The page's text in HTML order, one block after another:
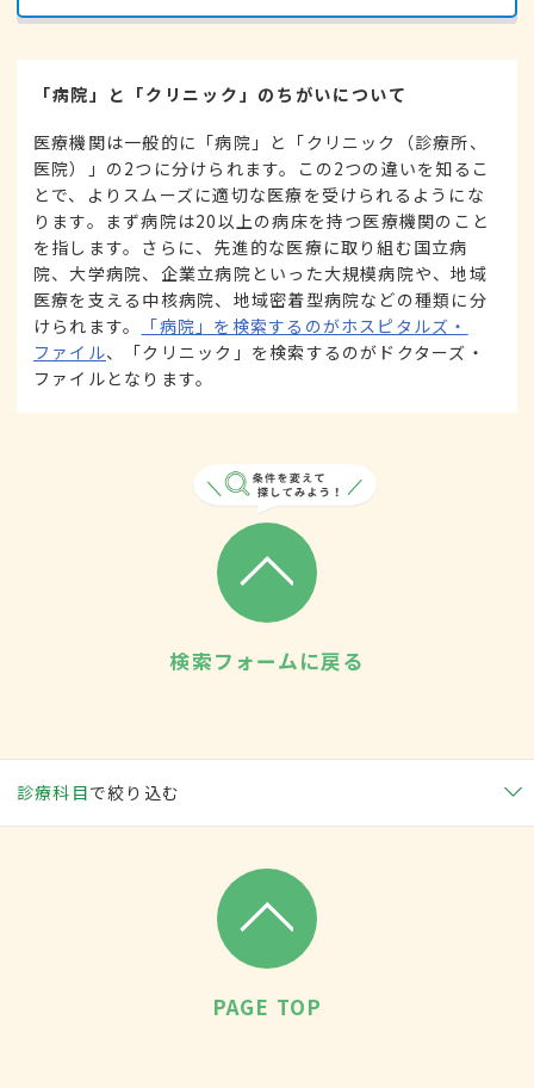
「病院」と「クリニック」のちがいについて
医療機関は一般的に「病院」と「クリニック（診療所、
医院）」の2つに分けられます。この2つの違いを知るこ
とで、よりスムーズに適切な医療を受けられるようにな
ります。まず病院は20以上の病床を持つ医療機関のこと
を指します。さらに、先進的な医療に取り組む国立病
院、大学病院、企業立病院といった大規模病院や、地域
医療を支える中核病院、地域密着型病院などの種類に分
けられます。
「病院」を検索するのがホスピタルズ・
ファイル、「クリニック」を検索するのがドクターズ・
ファイルとなります。
検索フォームに戻る
診療科目で絞り込む
PAGE TOP